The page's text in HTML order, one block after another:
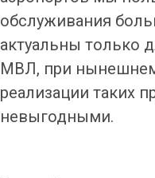
обслуживания
актуальны только
МВЛ, при
реализации таких
невыгодными.